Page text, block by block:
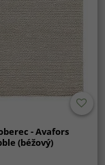
- Avafors
(béžový)